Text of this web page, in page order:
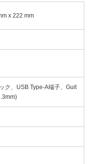
x 222 mm
ク、USB Type-A端子、Guit